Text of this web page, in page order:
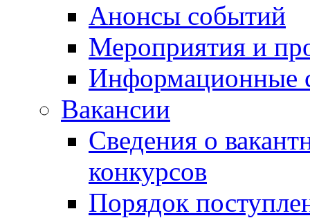
Анонсы событий
Мероприятия и
Информационные
Вакансии
Сведения о
конкурсов
Порядок